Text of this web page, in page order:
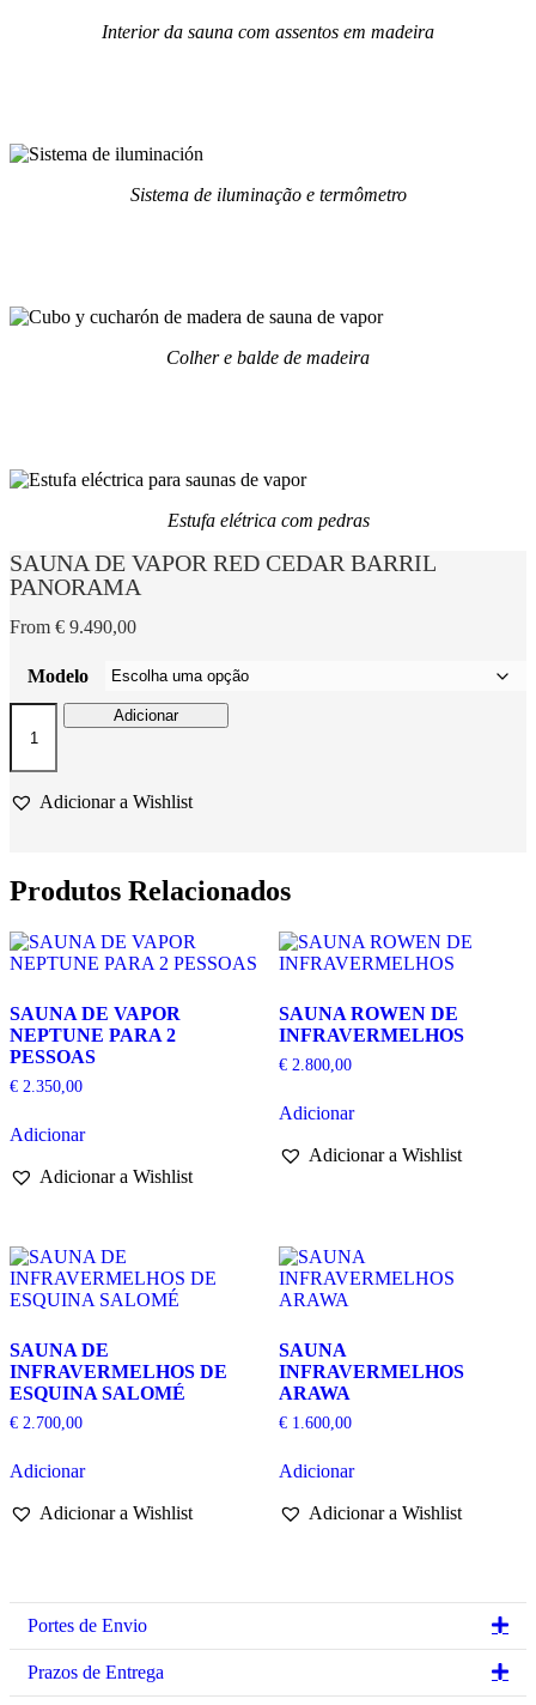
Interior da sauna com assentos em madeira
Sistema de iluminação e termômetro
Colher e balde de madeira
Estufa elétrica com pedras
SAUNA DE VAPOR RED CEDAR BARRIL
PANORAMA
From € 9.490,00
Modelo
Quantidade
DE
VAPOR
PANORAMA
Adicionar
Adicionar a Wishlist
Produtos Relacionados
SAUNA DE VAPOR
NEPTUNE PARA 2
PESSOAS
€ 2.350,00
Adicionar
Adicionar a Wishlist
SAUNA ROWEN DE
INFRAVERMELHOS
€2.800,00
Adicionar
Adicionar a Wishlist
SAUNA DE
INFRAVERMELHOS DE
ESQUINA SALOMÉ
€ 2.700,00
Adicionar
Adicionar a Wishlist
SAUNA
INFRAVERMELHOS
ARAWA
€1.600,00
Adicionar
Adicionar a Wishlist
Portes de Envio
Prazos de Entrega